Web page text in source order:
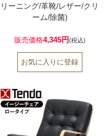
リーニング/革靴/レザー/クリ
ーム/除菌)
販売価格4,345円(税込)